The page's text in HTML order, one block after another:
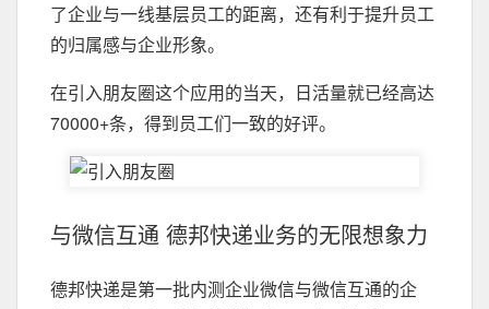
了企业与一线基层员工的距离，还有利于提升员工
的归属感与企业形象。
在引入朋友圈这个应用的当天，日活量就已经高达
70000+条，得到员工们一致的好评。
与微信互通 德邦快递业务的无限想象力
德邦快递是第一批内测企业微信与微信互通的企